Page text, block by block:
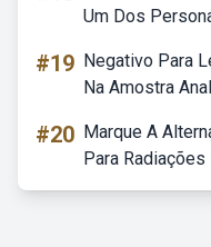
Um Dos
#19 Negativo Para
Na Amostra
#20 Marque A
Para